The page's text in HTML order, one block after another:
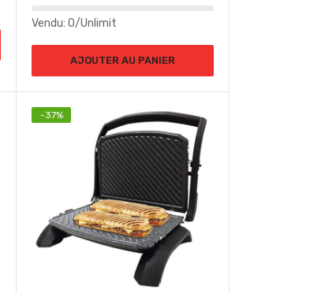
Vendu: 0/Unlimit
AJOUTER AU PANIER
-37%